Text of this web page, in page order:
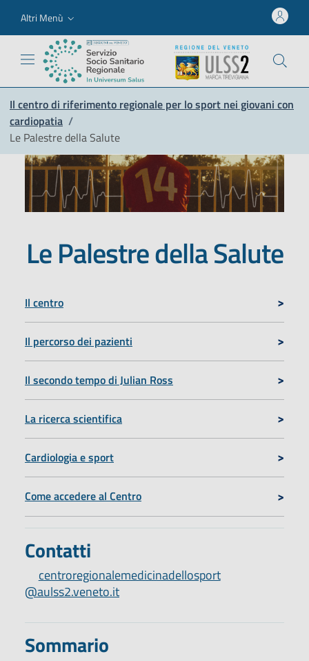
Altri Menù
Il centro di riferimento regionale per lo sport nei giovani con
cardiopatia /
Le Palestre della Salute
Le Palestre della Salute
Il centro
Il percorso dei pazienti
Il secondo tempo di Julian Ross
La ricerca scientifica
Cardiologia e sport
Come accedere al Centro
Contatti
centroregionalemedicinadellosport
@aulss2.veneto.it
Sommario